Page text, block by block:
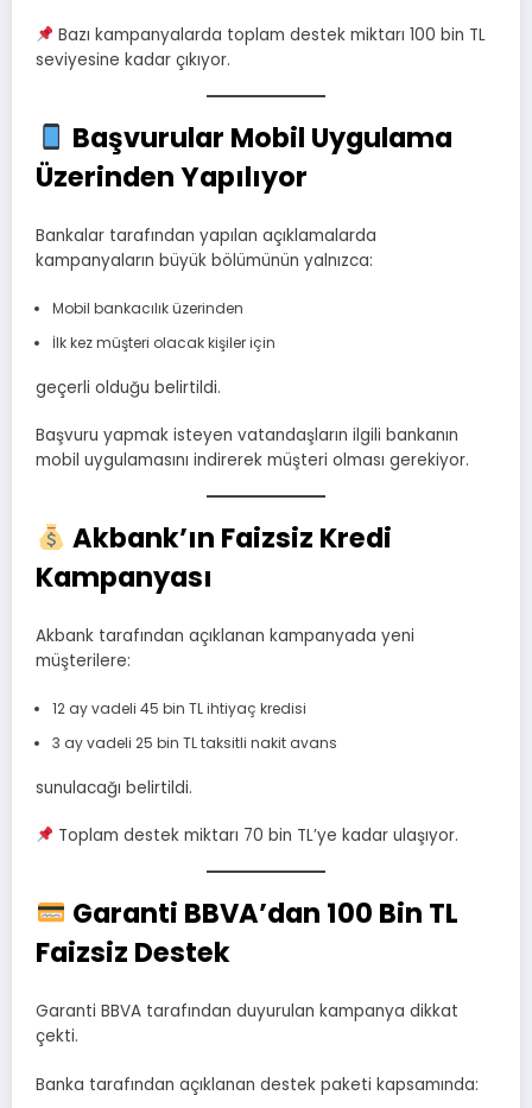
Bazı kampanyalarda toplam destek miktarı 100 bin TL
seviyesine kadar çıkıyor.
Başvurular Mobil Uygulama
Üzerinden Yapılıyor
Bankalar tarafından yapılan açıklamalarda
kampanyaların büyük bölümünün yalnızca:
Mobil bankacılık üzerinden
İlk kez müşteri olacak kişiler için
geçerli olduğu belirtildi.
Başvuru yapmak isteyen vatandaşların ilgili bankanın
mobil uygulamasını indirerek müşteri olması gerekiyor.
Akbank’ın Faizsiz Kredi
Kampanyası
Akbank tarafından açıklanan kampanyada yeni
müşterilere:
12 ay vadeli 45 bin TL ihtiyaç kredisi
3 ay vadeli 25 bin TL taksitli nakit avans
sunulacağı belirtildi.
Toplam destek miktarı 70 bin TL’ye kadar ulaşıyor.
Garanti BBVA’dan 100 Bin TL
Faizsiz Destek
Garanti BBVA tarafından duyurulan kampanya dikkat
çekti.
Banka tarafından açıklanan destek paketi kapsamında: